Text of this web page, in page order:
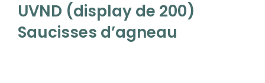
UVND (display de 200)
Saucisses d’agneau